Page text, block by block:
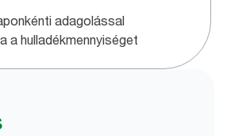
adagolással
a hulladékmennyiséget